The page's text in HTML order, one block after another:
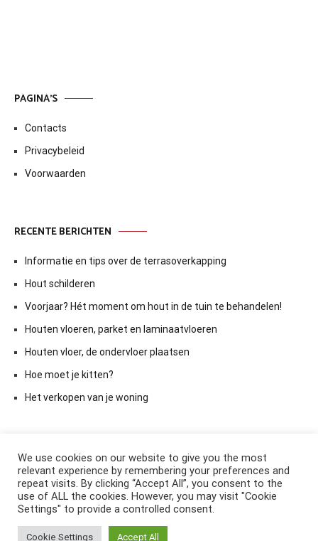
PAGINA’S
Contacts
Privacybeleid
Voorwaarden
RECENTE BERICHTEN
Informatie en tips over de terrasoverkapping
Hout schilderen
Voorjaar? Hét moment om hout in de tuin te behandelen!
Houten vloeren, parket en laminaatvloeren
Houten vloer, de ondervloer plaatsen
Hoe moet je kitten?
Het verkopen van je woning
Copyright © 2026ElkAntwoord.com
We use cookies on our website to give you the most
relevant experience by remembering your preferences and
repeat visits. By clicking “Accept All”, you consent to the
use of ALL the cookies. However, you may visit "Cookie
Settings" to provide a controlled consent.
Cookie Settings Accept All